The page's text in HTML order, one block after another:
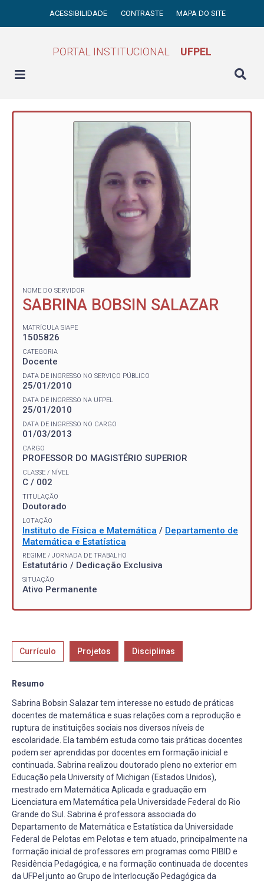
ACESSIBILIDADE CONTRASTE MAPA DO SITE
PORTAL INSTITUCIONAL UFPEL
NOME DO SERVIDOR
SABRINA BOBSIN SALAZAR
MATRÍCULA SIAPE
1505826
CATEGORIA
Docente
DATA DE INGRESSO NO SERVIÇO PÚBLICO
25/01/2010
DATA DE INGRESSO NA UFPEL
25/01/2010
DATA DE INGRESSO NO CARGO
01/03/2013
CARGO
PROFESSOR DO MAGISTÉRIO SUPERIOR
CLASSE / NÍVEL
C / 002
TITULAÇÃO
Doutorado
LOTAÇÃO
Instituto de Física e Matemática / Departamento de
Matemática e Estatística
REGIME / JORNADA DE TRABALHO
Estatutário / Dedicação Exclusiva
SITUAÇÃO
Ativo Permanente
Currículo Projetos Disciplinas
Resumo
Sabrina Bobsin Salazar tem interesse no estudo de práticas
docentes de matemática e suas relações com a reprodução e
ruptura de instituições sociais nos diversos níveis de
escolaridade. Ela também estuda como tais práticas docentes
podem ser aprendidas por docentes em formação inicial e
continuada. Sabrina realizou doutorado pleno no exterior em
Educação pela University of Michigan (Estados Unidos),
mestrado em Matemática Aplicada e graduação em
Licenciatura em Matemática pela Universidade Federal do Rio
Grande do Sul. Sabrina é professora associada do
Departamento de Matemática e Estatística da Universidade
Federal de Pelotas em Pelotas e tem atuado, principalmente na
formação inicial de professores em programas como PIBID e
Residência Pedagógica, e na formação continuada de docentes
da UFPel junto ao Grupo de Interlocução Pedagógica da